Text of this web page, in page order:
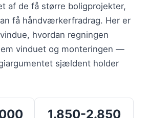
af de få større boligprojekter,
få håndværkerfradrag. Her er
hvordan regningen
vinduet og monteringen —
sjældent holder
1.850-2.850